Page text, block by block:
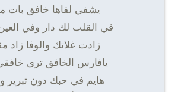
يشفي لقاها خافق بات
في القلب لك دار وفي
زادت غلاتك والوفا زاد
يافارس الخافق ترى
هايم في حبك دون تبرير